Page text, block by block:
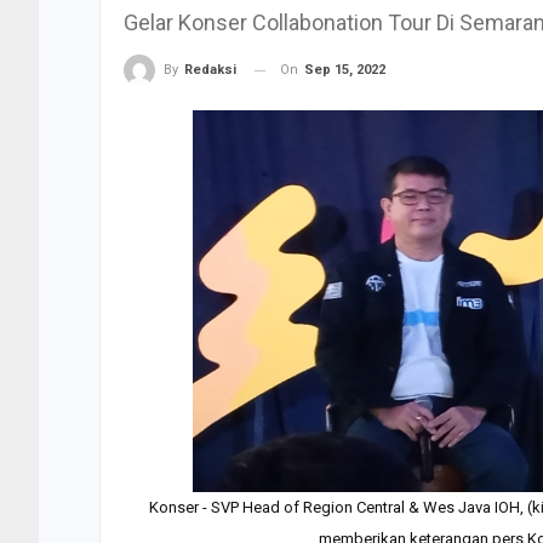
Gelar Konser Collabonation Tour Di
By Redaksi On Sep 15, 2022
Konser - SVP Head of Region Central & Wes Java IOH,
memberikan keterangan pers